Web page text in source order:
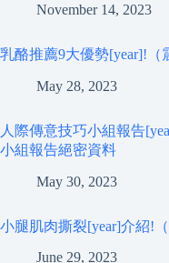
November 14, 2023
乳酪推薦9大優勢[year]!（
May 28, 2023
人際傳意技巧小組報告
小組報告絕密資料
May 30, 2023
小腿肌肉撕裂[year]介紹!
June 29, 2023